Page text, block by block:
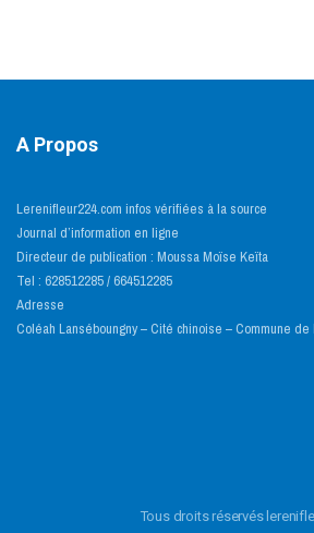
A Propos
Lerenifleur224.com infos vérifiées à la source
Journal d’information en ligne
Directeur de publication : Moussa Moïse Keïta
Tel : 628512285 / 664512285
Adresse
Coléah Lanséboungny – Cité chinoise – Commune de
Tous droits réservés